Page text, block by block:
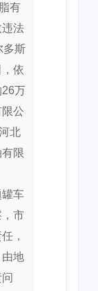
有
违法
多斯
依
万
公
北
限
车
，市
，
地